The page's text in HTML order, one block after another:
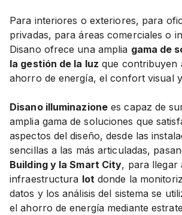
Para interiores o exteriores, para
privadas, para áreas comerciales o
Disano ofrece una amplia gama de
la gestión de la luz que contribuyen
ahorro de energía, el confort visual
Disano illuminazione es capaz de
amplia gama de soluciones que
aspectos del diseño, desde las
sencillas a las más articuladas,
Building y la Smart City, para llegar
infraestructura Iot donde la
datos y los análisis del sistema se
el ahorro de energía mediante